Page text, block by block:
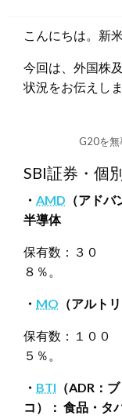
こんにちは。新
今回は、外国株
状況をお伝えしま
G20を無
SBI証券・個
・ AMD （アド
半導体
保有数：３０
８％。
・ MO （アルト
保有数：１００
５％。
・ BTI （ADR：
コ）： 食品・タ